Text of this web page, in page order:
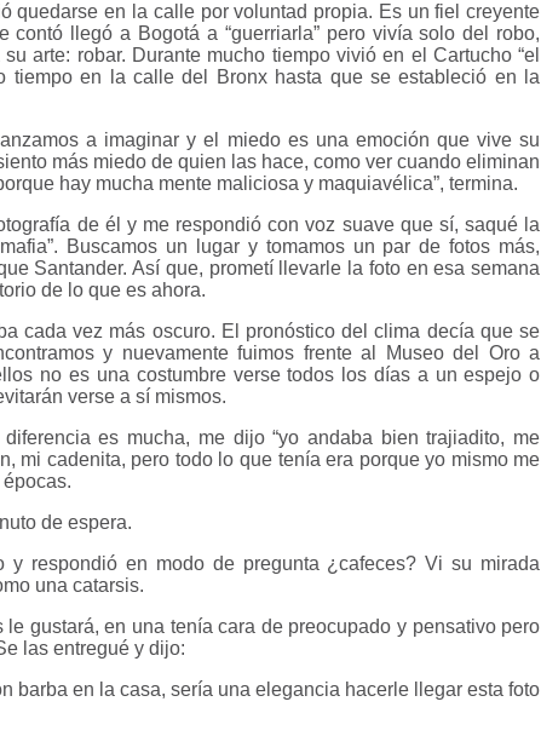
quedarse en la calle por voluntad propia. Es un fiel creyente
contó llegó a Bogotá a “guerriarla”pero vivía solo del robo,
arte: robar. Durante mucho tiempo vivió en el Cartucho “el
tiempo en la calle del Bronx hasta que se estableció en la
a imaginar y el miedo es una emoción que vive su
más miedo de quien las hace, como ver cuando eliminan
hay mucha mente maliciosa y maquiavélica”, termina.
de él y me respondió con voz suave que sí, saqué la
Buscamos un lugar y tomamos un par de fotos más,
Santander. Así que, prometí llevarle la foto en esa semana
de lo que es ahora.
cada vez más oscuro. El pronóstico del clima decía que se
y nuevamente fuimos frente al Museo del Oro a
no es una costumbre verse todos los días a un espejo o
verse a sí mismos.
es mucha, me dijo “yo andaba bien trajiadito, me
mi cadenita, pero todo lo que tenía era porque yo mismo me
de espera.
respondió en modo de pregunta ¿cafeces? Vi su mirada
una catarsis.
gustará, en una tenía cara de preocupado y pensativo pero
las entregué y dijo:
barba en la casa, sería una elegancia hacerle llegar esta foto